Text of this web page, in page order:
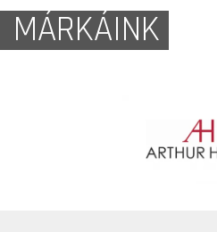
MÁRKÁINK